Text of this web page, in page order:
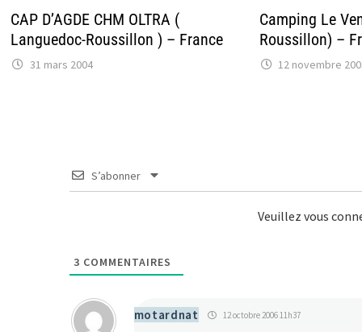
CAP D’AGDE CHM OLTRA (
Languedoc-Roussillon ) – France
31 mars 2004
Camping Le
Roussillon) –
12 novembre
S’abonner
Veuillez vous
3 COMMENTAIRES
motardnat 12 octobre 2006 11h37